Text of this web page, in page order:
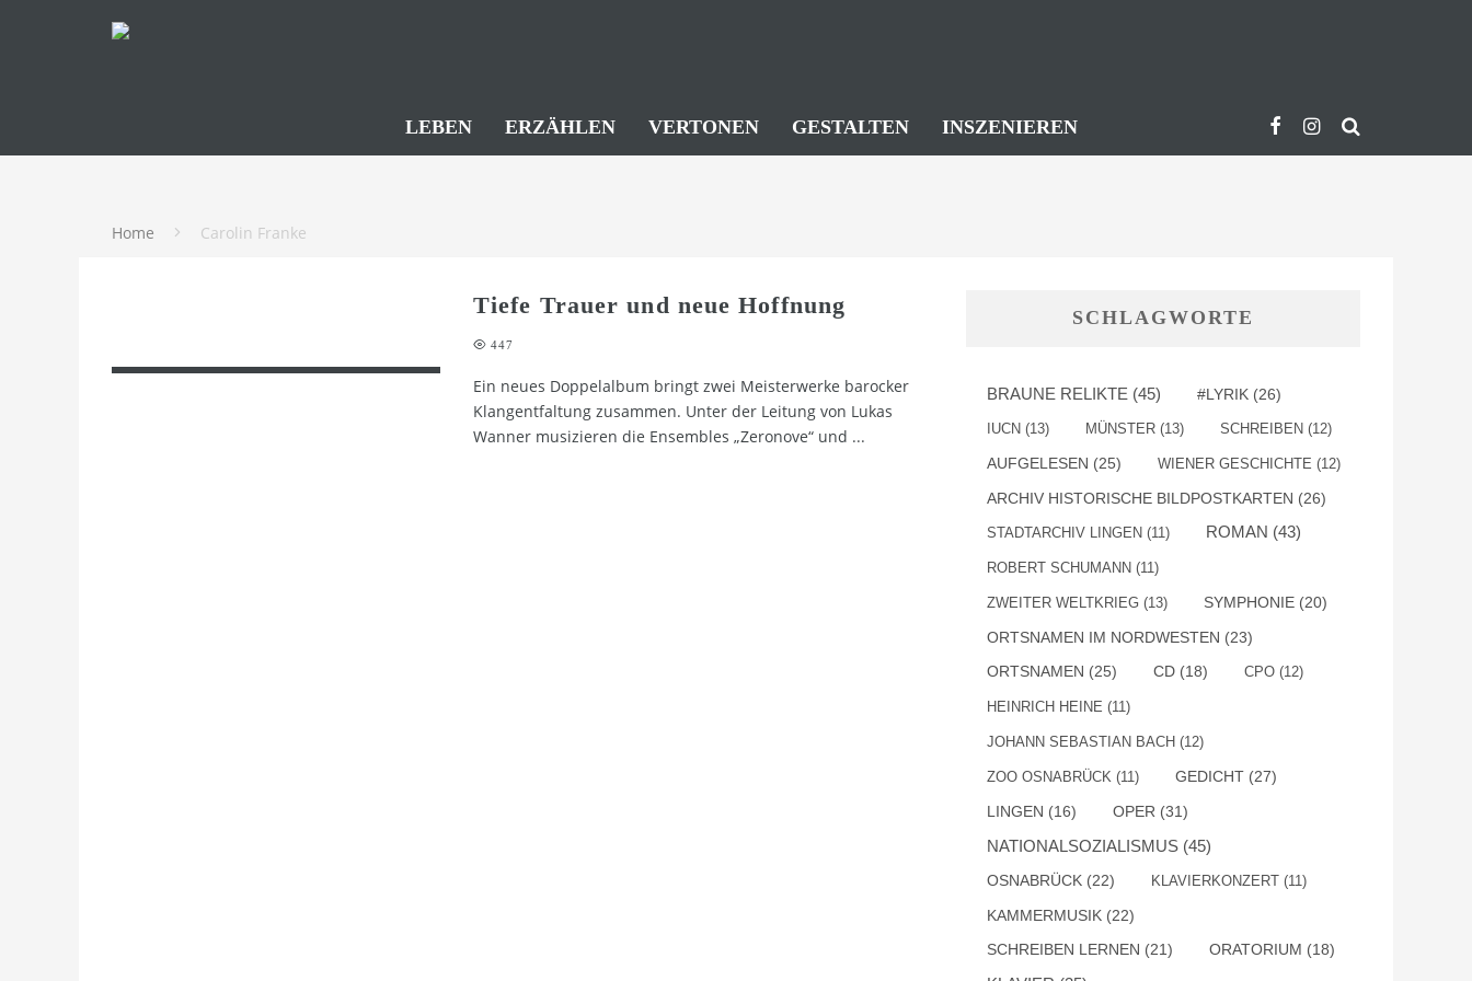
LEBEN ERZÄHLEN VERTONEN GESTALTEN INSZENIEREN
Home Carolin Franke
Tiefe Trauer und neue Hoffnung
447
Ein neues Doppelalbum bringt zwei Meisterwerke barocker
Klangentfaltung zusammen. Unter der Leitung von Lukas
Wanner musizieren die Ensembles „Zeronove“ und ...
SCHLAGWORTE
BRAUNE RELIKTE (45) #LYRIK (26)
IUCN (13) MÜNSTER (13) SCHREIBEN (12)
AUFGELESEN (25) WIENER GESCHICHTE (12)
ARCHIV HISTORISCHE BILDPOSTKARTEN (26)
STADTARCHIV LINGEN (11) ROMAN (43)
ROBERT SCHUMANN (11)
ZWEITER WELTKRIEG (13) SYMPHONIE (20)
ORTSNAMEN IM NORDWESTEN (23)
ORTSNAMEN (25) CD (18) CPO (12)
HEINRICH HEINE (11)
JOHANN SEBASTIAN BACH (12)
ZOO OSNABRÜCK (11) GEDICHT (27)
LINGEN (16) OPER (31)
NATIONALSOZIALISMUS (45)
OSNABRÜCK (22) KLAVIERKONZERT (11)
KAMMERMUSIK (22)
SCHREIBEN LERNEN (21) ORATORIUM (18)